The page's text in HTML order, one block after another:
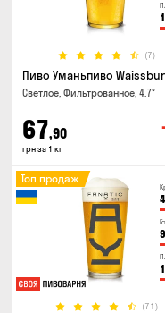
(7)
Пиво Уманьпиво
Светлое, Фильтрованное, 4.7°
67,90
грн за 1 кг
4
9
(71)
Топ продаж